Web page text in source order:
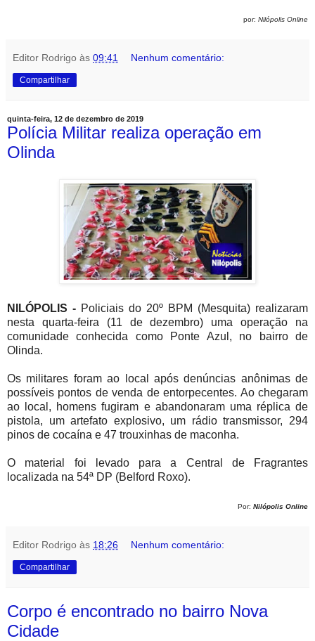
por: Nilópolis Online
Editor Rodrigo às 09:41 Nenhum comentário:
Compartilhar
quinta-feira, 12 de dezembro de 2019
Polícia Militar realiza operação em
Olinda
NILÓPOLIS - Policiais do 20º BPM (Mesquita) realizaram
nesta quarta-feira (11 de dezembro) uma operação na
comunidade conhecida como Ponte Azul, no bairro de
Olinda.
Os militares foram ao local após denúncias anônimas de
possíveis pontos de venda de entorpecentes. Ao chegaram
ao local, homens fugiram e abandonaram uma réplica de
pistola, um artefato explosivo, um rádio transmissor, 294
pinos de cocaína e 47 trouxinhas de maconha.
O material foi levado para a Central de Fragrantes
localizada na 54ª DP (Belford Roxo).
Por: Nilópolis Online
Editor Rodrigo às 18:26 Nenhum comentário:
Compartilhar
Corpo é encontrado no bairro Nova
Cidade